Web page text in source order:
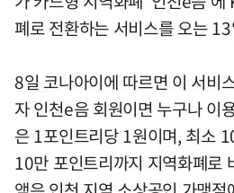
폐로 전환하는 서비스를 오는
8일 코나아이에 따르면 이 서비
자 인천e음 회원이면 누구나 이
은 1포인트리당 1원이며, 최소
10만 포인트리까지 지역화폐로